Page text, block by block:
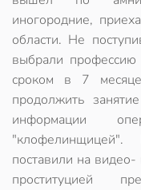
иногородние,
области. Не
выбрали профессию
сроком в 7
продолжить
информации
поставили на видео-
проституцией